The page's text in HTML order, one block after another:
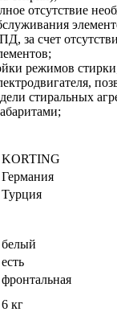
отсутствие
за счет
режимов
стиральных
KORTING
Германия
Турция
белый
есть
фронтальная
6 кг